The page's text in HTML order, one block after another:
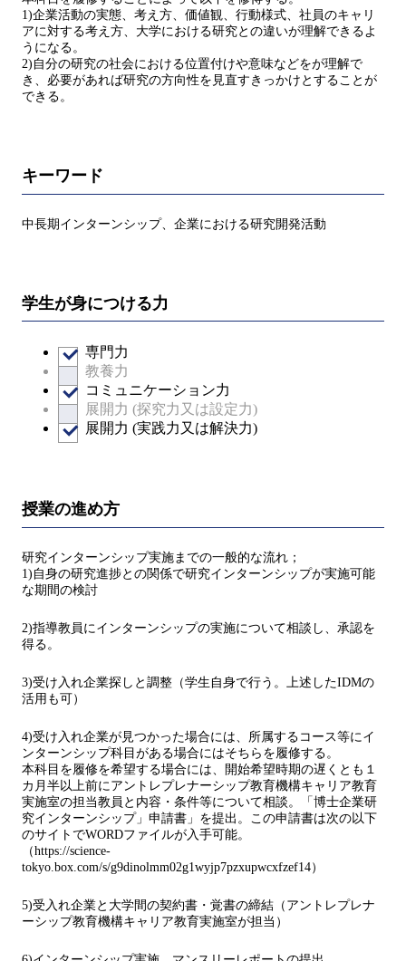
1)企業活動の実態、考え方、価値観、行動様式、社員のキャリ
アに対する考え方、大学における研究との違いが理解できるよ
うになる。
2)自分の研究の社会における位置付けや意味などをが理解で
き、必要があれば研究の方向性を見直すきっかけとすることが
できる。
キーワード
中長期インターンシップ、企業における研究開発活動
学生が身につける力
専門力
教養力
コミュニケーション力
展開力 (探究力又は設定力)
展開力 (実践力又は解決力)
授業の進め方
研究インターンシップ実施までの一般的な流れ；
1)自身の研究進捗との関係で研究インターンシップが実施可能
な期間の検討
2)指導教員にインターンシップの実施について相談し、承認を
得る。
3)受け入れ企業探しと調整（学生自身で行う。上述したIDMの
活用も可）
4)受け入れ企業が見つかった場合には、所属するコース等にイ
ンターンシップ科目がある場合にはそちらを履修する。
本科目を履修を希望する場合には、開始希望時期の遅くとも１
カ月半以上前にアントレプレナーシップ教育機構キャリア教育
実施室の担当教員と内容・条件等について相談。「博士企業研
究インターンシップ」申請書」を提出。この申請書は次の以下
のサイトでWORDファイルが入手可能。
（https://science-
tokyo.box.com/s/g9dinolmm02g1wyjp7pzxupwcxfzef14）
5)受入れ企業と大学間の契約書・覚書の締結（アントレプレナ
ーシップ教育機構キャリア教育実施室が担当）